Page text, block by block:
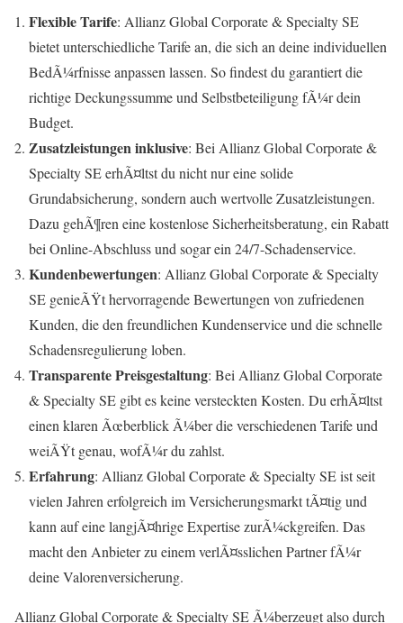
Flexible Tarife: Allianz Global Corporate & Specialty SE
bietet unterschiedliche Tarife an, die sich an deine individuellen
BedÃ¼rfnisse anpassen lassen. So findest du garantiert die
richtige Deckungssumme und Selbstbeteiligung fÃ¼r dein
Budget.
Zusatzleistungen inklusive: Bei Allianz Global Corporate &
Specialty SE erhÃ¤ltst du nicht nur eine solide
Grundabsicherung, sondern auch wertvolle Zusatzleistungen.
Dazu gehÃ¶ren eine kostenlose Sicherheitsberatung, ein Rabatt
bei Online-Abschluss und sogar ein 24/7-Schadenservice.
Kundenbewertungen: Allianz Global Corporate & Specialty
SE genieÃŸt hervorragende Bewertungen von zufriedenen
Kunden, die den freundlichen Kundenservice und die schnelle
Schadensregulierung loben.
Transparente Preisgestaltung: Bei Allianz Global Corporate
& Specialty SE gibt es keine versteckten Kosten. Du erhÃ¤ltst
einen klaren Ãœberblick Ã¼ber die verschiedenen Tarife und
weiÃŸt genau, wofÃ¼r du zahlst.
Erfahrung: Allianz Global Corporate & Specialty SE ist seit
vielen Jahren erfolgreich im Versicherungsmarkt tÃ¤tig und
kann auf eine langjÃ¤hrige Expertise zurÃ¼ckgreifen. Das
macht den Anbieter zu einem verlÃ¤sslichen Partner fÃ¼r
deine Valorenversicherung.
Allianz Global Corporate & Specialty SE Ã¼berzeugt also durch